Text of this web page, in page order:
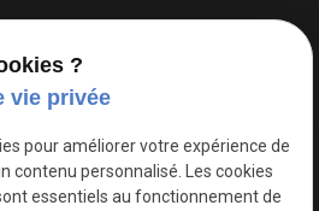
Av. Doyen Louis Weil
GRENOBLE
?
vie privée
pour améliorer votre expérience de
contenu personnalisé. Les cookies
essentiels au fonctionnement de